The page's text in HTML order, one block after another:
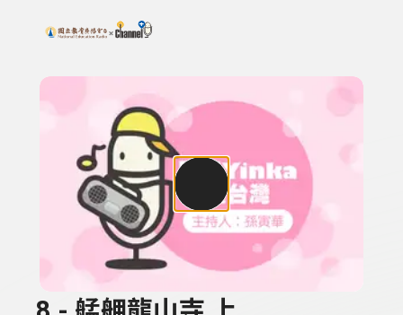
上方功能區塊
搜尋關鍵字：可輸入節目名稱、主持人或關鍵字